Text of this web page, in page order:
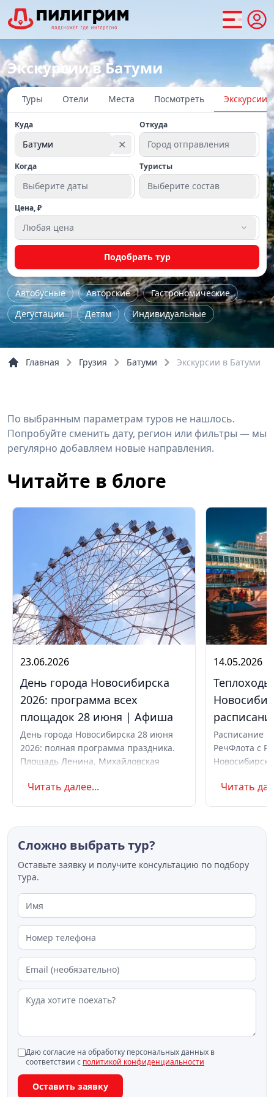
Экскурсии в Батуми
Туры Отели Места Посмотреть Экскурсии
Куда
Батуми ✕
Откуда
Город отправления
Когда
Выберите даты
Туристы
Выберите состав
Цена, ₽
Любая цена
Подобрать тур
Автобусные Авторские
Гастрономические
Дегустации
Детям
Индивидуальные
Культурно-исторические
Мастер-класс
Речные прогулки
Главная Грузия Батуми Экскурсии в Батуми
По выбранным параметрам туров не нашлось.
Попробуйте сменить дату, регион или фильтры — мы
регулярно добавляем новые направления.
Читайте в блоге
23.06.2026
День города Новосибирска
2026: программа всех
площадок 28 июня | Афиша
День города Новосибирска 28 июня
2026: полная программа праздника.
Площадь Ленина, Михайловская
концерт с Айвазовским Оркестром и
Читать далее...
14.05.2026
Расписание
РечФлота с
вечер. Как
Читать
Сложно выбрать тур?
Оставьте заявку и получите консультацию по подбору
тура.
Даю согласие на обработку персональных данных в
соответствии с политикой конфиденциальности
Оставить заявку